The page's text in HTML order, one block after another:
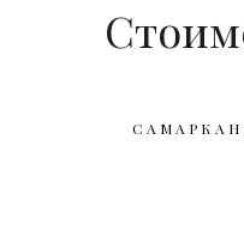
С А М А Р К А Н